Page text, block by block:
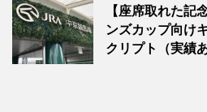
【座席取れた記
ンズカップ向け
クリプト（実績